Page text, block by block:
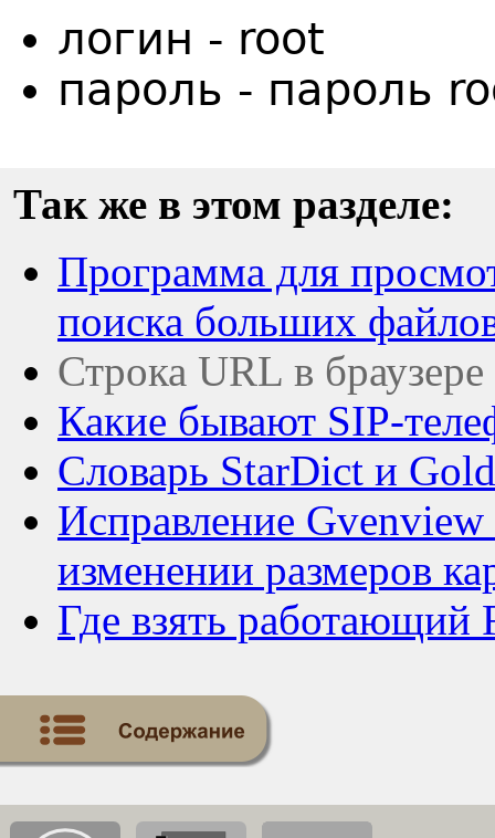
логин - root
пароль - пароль
Так же в этом разделе:
Программа для
поиска больших
Строка URL в
Какие бывают SIP-
Словарь StarDict и
Исправление
изменении размеров
Где взять работающий